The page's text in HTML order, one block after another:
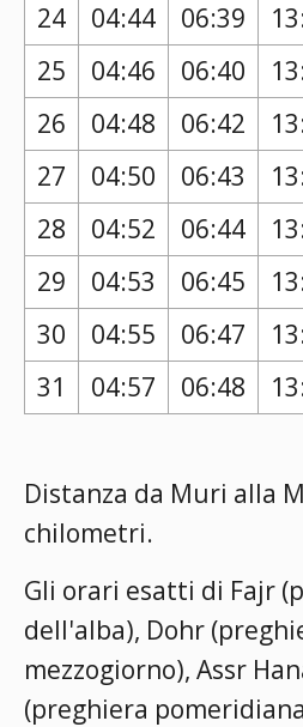
24
04:44 06:39
25
04:46 06:40
26
04:48 06:42
27
04:50 06:43
28
04:52 06:44
29
04:53 06:45
30
04:55 06:47
31
04:57 06:48
Distanza da Muri alla
chilometri.
Gli orari esatti di Fajr
dell'alba), Dohr
mezzogiorno), Assr
(preghiera